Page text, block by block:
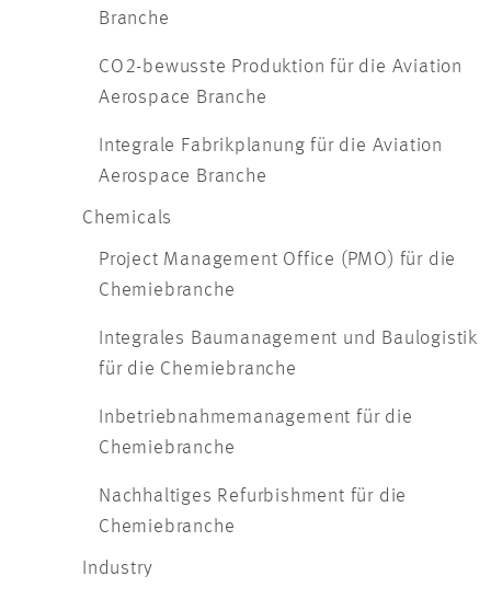
Branche
CO2-bewusste Produktion für die Aviation
Aerospace Branche
Integrale Fabrikplanung für die Aviation
Aerospace Branche
Chemicals
Project Management Office (PMO) für die
Chemiebranche
Integrales Baumanagement und Baulogistik
für die Chemiebranche
Inbetriebnahmemanagement für die
Chemiebranche
Nachhaltiges Refurbishment für die
Chemiebranche
Industry